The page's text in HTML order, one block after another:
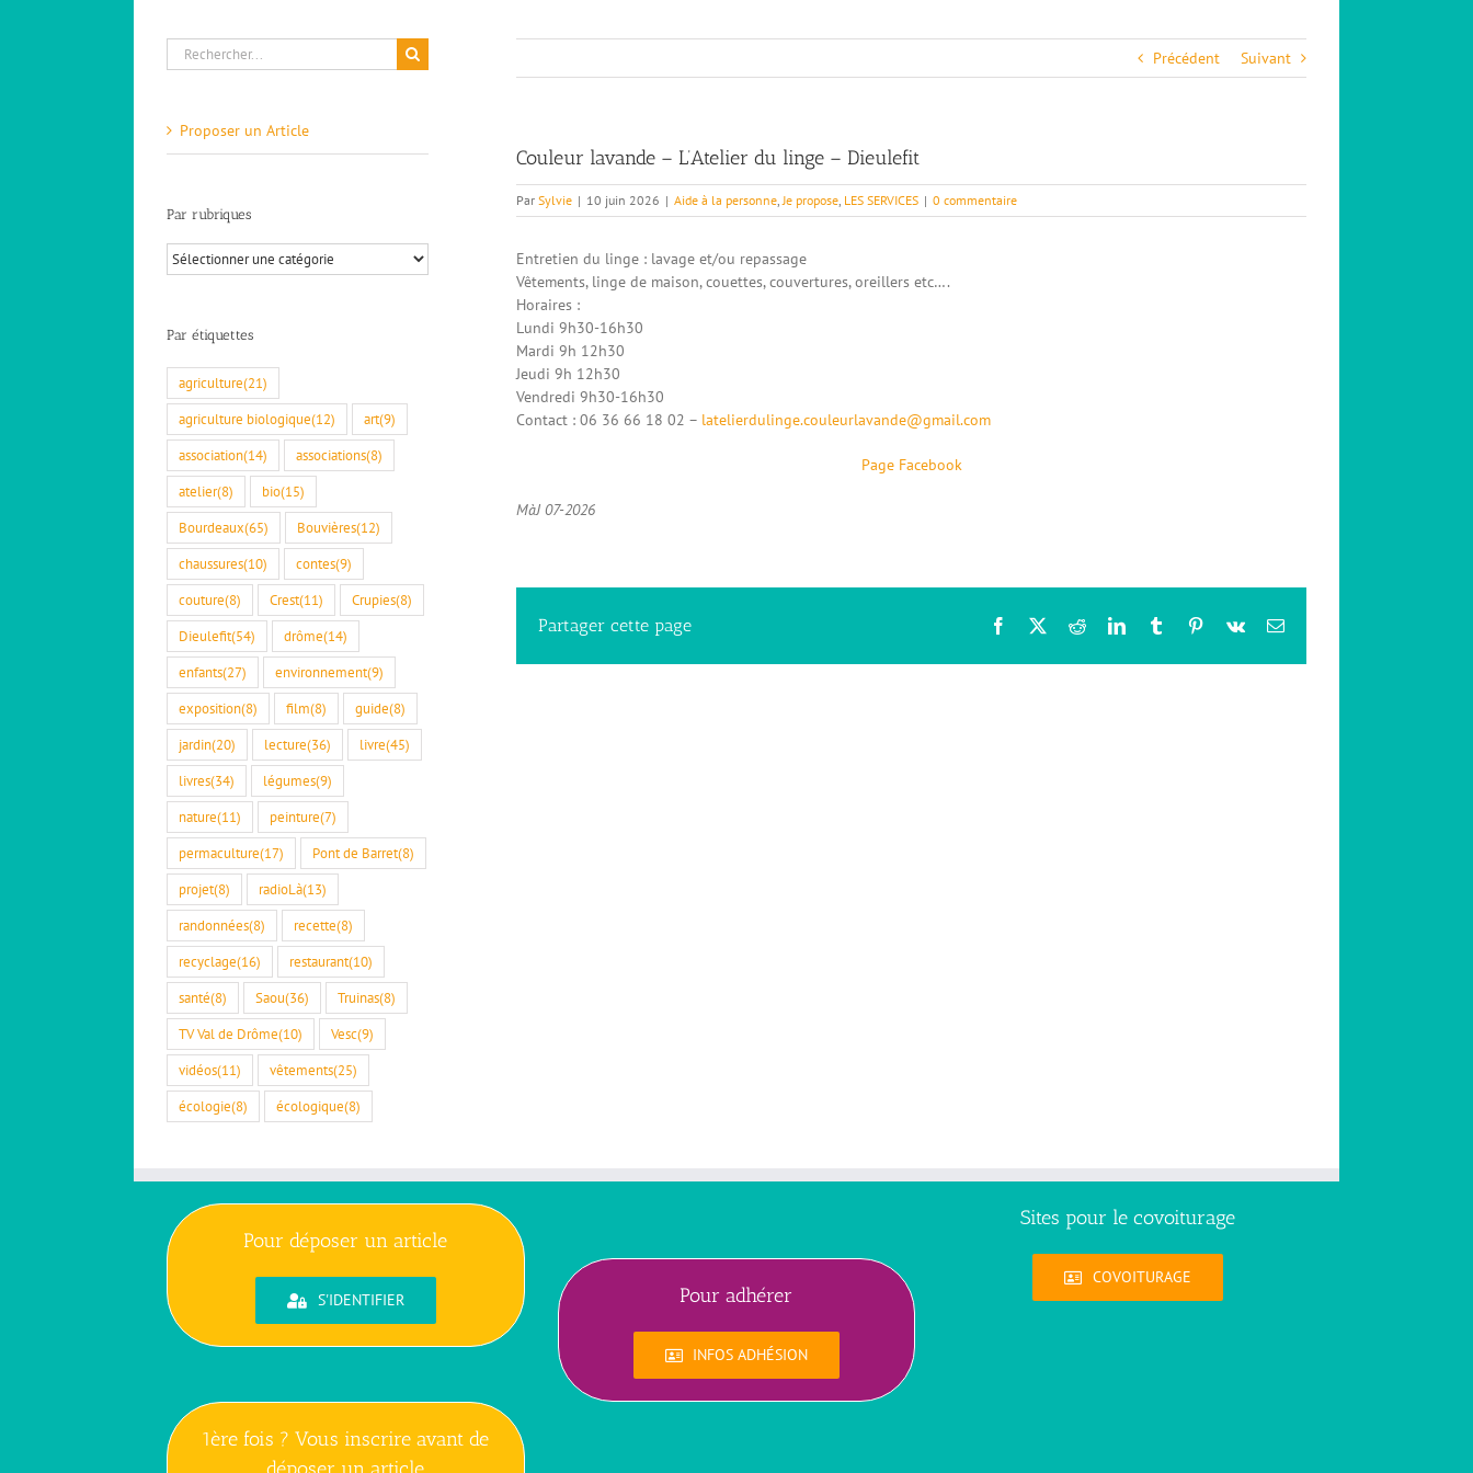
Précédent Suivant
Couleur lavande – L’Atelier du linge – Dieulefit
ParSylvie | 10 juin 2026 | Aide à la personne Je propose LES SERVICES | 0 commentaire
Entretien du linge : lavage et/ou repassage
Vêtements, linge de maison, couettes, couvertures, oreillers etc….
Horaires :
Lundi 9h30-16h30
Mardi 9h 12h30
Jeudi 9h 12h30
Vendredi 9h30-16h30
Contact : 06 36 66 18 02 – latelierdulinge.couleurlavande@gmail.com
Page Facebook
MàJ 07-2026
Partager cette page Facebook RedditLinkedInTumblr Pinterest
Vk Email
Rechercher:
Proposer un Article
Par rubriques
Par
rubriques
Par étiquettes
agriculture(21)
agriculture biologique(12) art(9)
association(14) associations(8)
atelier(8) bio(15)
Bourdeaux(65) Bouvières(12)
chaussures(10) contes(9)
couture(8) Crest(11) Crupies(8)
Dieulefit(54) drôme(14)
enfants(27) environnement(9)
exposition(8) film(8) guide(8)
jardin(20) lecture(36) livre(45)
livres(34) légumes(9)
nature(11) peinture(7)
permaculture(17) Pont de Barret(8)
projet(8) radioLà(13)
randonnées(8) recette(8)
recyclage(16) restaurant(10)
santé(8) Saou(36) Truinas(8)
TV Val de Drôme(10) Vesc(9)
vidéos(11) vêtements(25)
écologie(8) écologique(8)
Pour déposer un article
S'IDENTIFIER
1ère fois ? Vous inscrire avant de
Pour adhérer
INFOS ADHÉSION
Sites pour le covoiturage
COVOITURAGE